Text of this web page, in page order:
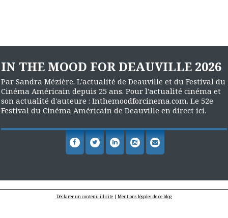
IN THE MOOD FOR DEAUVILLE 2026
Par Sandra Mézière. L'actualité de Deauville et du Festival du
Cinéma Américain depuis 25 ans. Pour l'actualité cinéma et
son actualité d'auteure : Inthemoodforcinema.com. Le 52e
Festival du Cinéma Américain de Deauville en direct ici.
Déclarer un contenu illicite | Mentions légales de ce blog